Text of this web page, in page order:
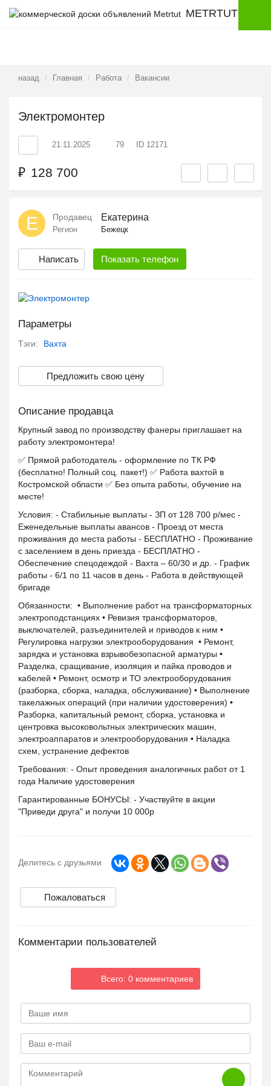
METRTUT
назад Главная Работа Вакансии
Электромонтер
21.11.2025 79 ID 12171
₽ 128 700
Е Продавец Екатерина
Регион Бежецк
Написать Показать телефон
Параметры
Тэги: Вахта
Предложить свою цену
Описание продавца
Крупный завод по производству фанеры приглашает на
работу электромонтера!
✅ Прямой работодатель - оформление по ТК РФ
(бесплатно! Полный соц. пакет!) ✅ Работа вахтой в
Костромской области ✅ Без опыта работы, обучение на
месте!
Условия: - Стабильные выплаты - ЗП от 128 700 р/мес -
Еженедельные выплаты авансов - Проезд от места
проживания до места работы - БЕСПЛАТНО - Проживание
с заселением в день приезда - БЕСПЛАТНО -
Обеспечение спецодеждой - Вахта – 60/30 и др. - График
работы - 6/1 по 11 часов в день - Работа в действующей
бригаде
Обязанности: • Выполнение работ на трансформаторных
электроподстанциях • Ревизия трансформаторов,
выключателей, разъединителей и приводов к ним •
Регулировка нагрузки электрооборудования • Ремонт,
зарядка и установка взрывобезопасной арматуры •
Разделка, сращивание, изоляция и пайка проводов и
кабелей • Ремонт, осмотр и ТО электрооборудования
(разборка, сборка, наладка, обслуживание) • Выполнение
такелажных операций (при наличии удостоверения) •
Разборка, капитальный ремонт, сборка, установка и
центровка высоковольтных электрических машин,
электроаппаратов и электрооборудования • Наладка
схем, устранение дефектов
Требования: - Опыт проведения аналогичных работ от 1
года Наличие удостоверения
Гарантированные БОНУСЫ: - Участвуйте в акции
"Приведи друга" и получи 10 000р
Делитесь с друзьями
Пожаловаться
Комментарии пользователей
Всего: 0 комментариев